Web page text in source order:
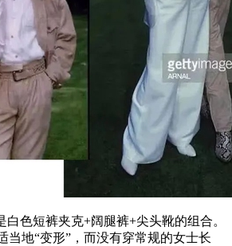
色短裤夹克+阔腿裤+尖头靴的组合。
当地“变形”，而没有穿常规的女士长